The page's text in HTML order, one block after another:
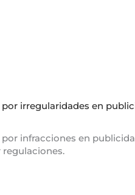
irregularidades en
infracciones en